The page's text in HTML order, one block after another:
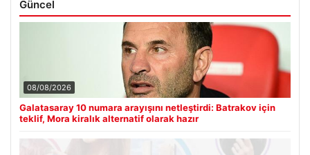
Güncel
08/08/2026
Galatasaray 10 numara arayışını netleştirdi: Batrakov için
teklif, Mora kiralık alternatif olarak hazır